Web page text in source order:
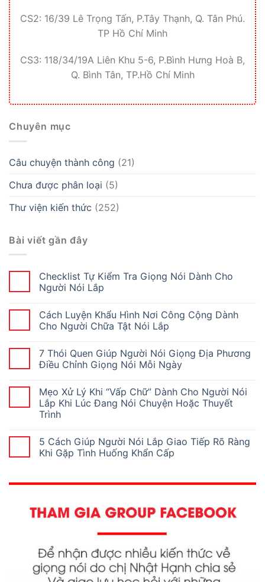
CS2: 16/39 Lê Trọng Tấn, P.Tây Thạnh, Q. Tân Phú.
TP Hồ Chí Minh
CS3: 118/34/19A Liên Khu 5-6, P.Bình Hưng Hoà B,
Q. Bình Tân, TP.Hồ Chí Minh
Chuyên mục
Câu chuyện thành công (21)
Chưa được phân loại (5)
Thư viện kiến thức (252)
Bài viết gần đây
Checklist Tự Kiểm Tra Giọng Nói Dành Cho
Người Nói Lắp
Cách Luyện Khẩu Hình Nơi Công Cộng Dành
Cho Người Chữa Tật Nói Lắp
7 Thói Quen Giúp Người Nói Giọng Địa Phương
Điều Chỉnh Giọng Nói Mỗi Ngày
Mẹo Xử Lý Khi “Vấp Chữ” Dành Cho Người Nói
Lắp Khi Lúc Đang Nói Chuyện Hoặc Thuyết
Trình
5 Cách Giúp Người Nói Lắp Giao Tiếp Rõ Ràng
Khi Gặp Tình Huống Khẩn Cấp